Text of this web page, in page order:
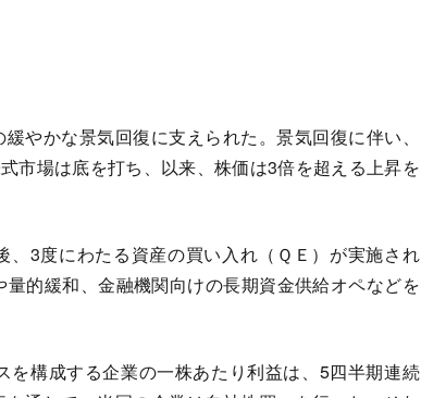
やかな景気回復に支えられた。景気回復に伴い、
市場は底を打ち、以来、株価は3倍を超える上昇を
3度にわたる資産の買い入れ（ＱＥ）が実施され
的緩和、金融機関向けの長期資金供給オペなどを
構成する企業の一株あたり利益は、5四半期連続